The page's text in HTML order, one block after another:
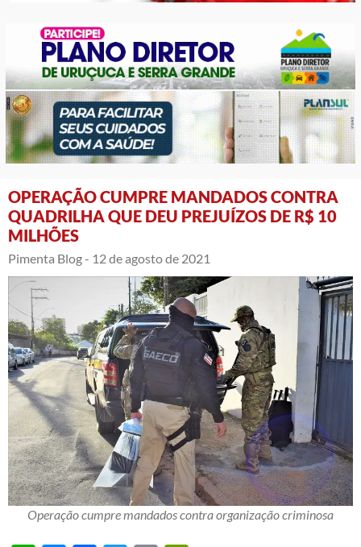
OPERAÇÃO CUMPRE MANDADOS CONTRA
QUADRILHA QUE DEU PREJUÍZOS DE R$ 10
MILHÕES
Pimenta Blog - 12 de agosto de 2021
Operação cumpre mandados contra organização criminosa